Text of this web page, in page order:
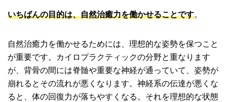
いちばんの目的は、自然治癒力を働かせることです。
自然治癒力を働かせるためには、理想的な姿勢を保つこと
が重要です。カイロプラクティックの分野と重なります
が、背骨の間には脊髄や重要な神経が通っていて、姿勢が
崩れるとその流れが悪くなります。神経系の伝達が悪くな
ると、体の回復力が落ちやすくなる。それを理想的な状態